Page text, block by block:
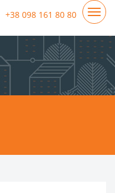
+38 098 161 80 80